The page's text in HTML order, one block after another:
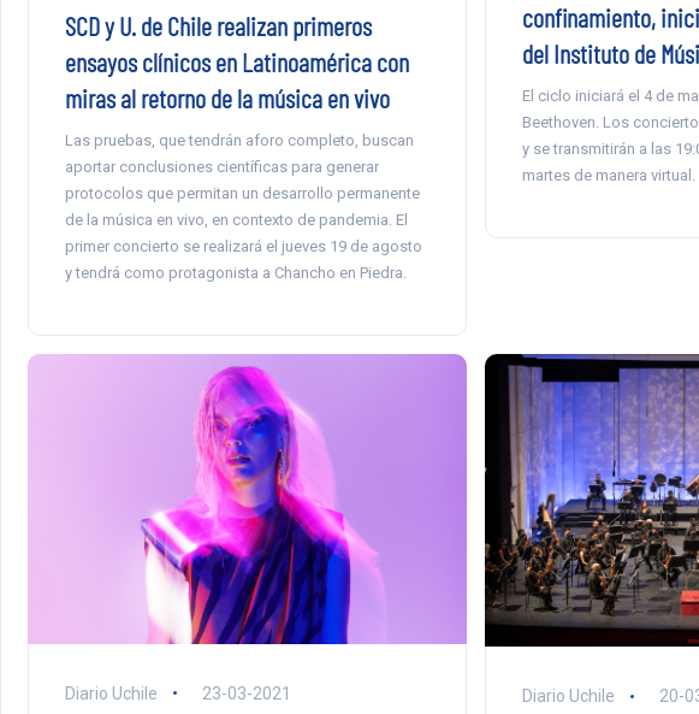
SCD y U. de Chile realizan primeros
ensayos clínicos en Latinoamérica con
miras al retorno de la música en vivo
Las pruebas, que tendrán aforo completo, buscan
aportar conclusiones científicas para generar
protocolos que permitan un desarrollo permanente
de la música en vivo, en contexto de pandemia. El
primer concierto se realizará el jueves 19 de agosto
y tendrá como protagonista a Chancho en Piedra.
confinamiento,
del Instituto de
El ciclo iniciará el 4 de
Beethoven. Los
y se transmitirán a las
martes de manera virtual.
Diario Uchile 23-03-2021 Diario Uchile 20-